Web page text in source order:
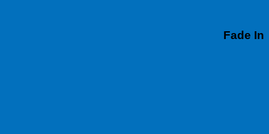
Fade In